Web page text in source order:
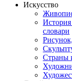
Искусство
словари
Страны